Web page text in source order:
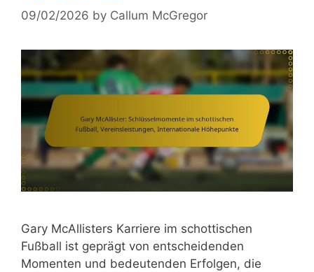
09/02/2026 by Callum McGregor
Gary McAllisters Karriere im schottischen
Fußball ist geprägt von entscheidenden
Momenten und bedeutenden Erfolgen, die